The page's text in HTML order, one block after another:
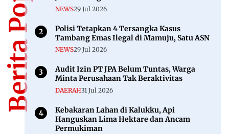
NEWS29 Jul 2026
Polisi Tetapkan 4 Tersangka Kasus
Tambang Emas Ilegal di Mamuju, Satu ASN
NEWS29 Jul 2026
Audit Izin PT JPA Belum Tuntas, Warga
Minta Perusahaan Tak Beraktivitas
DAERAH31 Jul 2026
Kebakaran Lahan di Kalukku, Api
Hanguskan Lima Hektare dan Ancam
Permukiman